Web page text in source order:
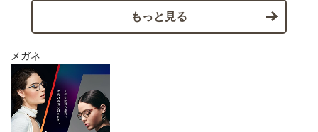
もっと見る
メガネ